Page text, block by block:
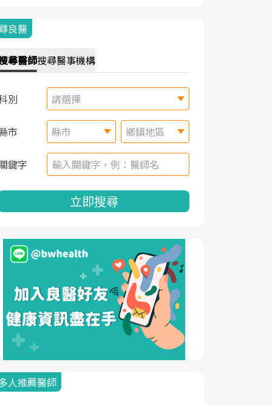
良醫
尋醫師搜尋醫事機構
別 請選擇
市 縣市 鄉鎮地區
鍵字
立即搜尋
人推薦醫師